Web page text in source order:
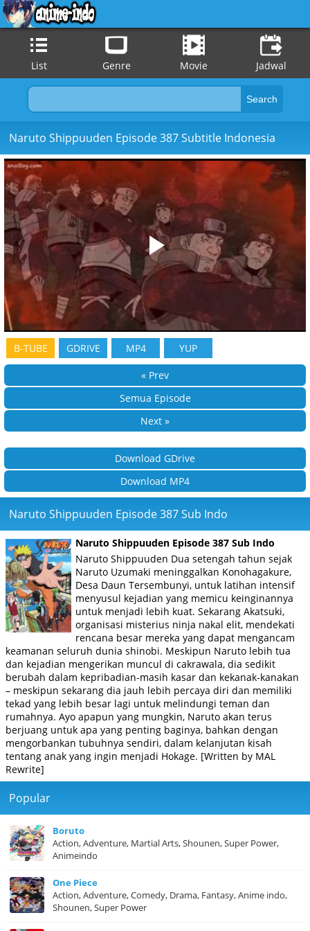
List Genre Movie Jadwal
Naruto Shippuuden Episode 387 Subtitle Indonesia
B-TUBE GDRIVE MP4 YUP
« Prev
Semua Episode
Next »
Download GDrive
Download MP4
Naruto Shippuuden Episode 387 Sub Indo
Naruto Shippuuden Episode 387 Sub Indo
Naruto Shippuuden Dua setengah tahun sejak
Naruto Uzumaki meninggalkan Konohagakure,
Desa Daun Tersembunyi, untuk latihan intensif
menyusul kejadian yang memicu keinginannya
untuk menjadi lebih kuat. Sekarang Akatsuki,
organisasi misterius ninja nakal elit, mendekati
rencana besar mereka yang dapat mengancam
keamanan seluruh dunia shinobi. Meskipun Naruto lebih tua
dan kejadian mengerikan muncul di cakrawala, dia sedikit
berubah dalam kepribadian-masih kasar dan kekanak-kanakan
– meskipun sekarang dia jauh lebih percaya diri dan memiliki
tekad yang lebih besar lagi untuk melindungi teman dan
rumahnya. Ayo apapun yang mungkin, Naruto akan terus
berjuang untuk apa yang penting baginya, bahkan dengan
mengorbankan tubuhnya sendiri, dalam kelanjutan kisah
tentang anak yang ingin menjadi Hokage. [Written by MAL
Rewrite]
Popular
Boruto
Action, Adventure, Martial Arts, Shounen, Super Power,
Animeindo
One Piece
Action, Adventure, Comedy, Drama, Fantasy, Anime indo,
Shounen, Super Power